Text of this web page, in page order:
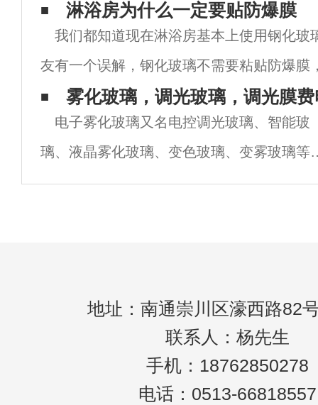
对于普通平板玻璃来说，具有两大特
强度是后者的数倍，抗拉度是后者的3倍以
淋浴房为什么一定要贴防爆膜
我们都知道现在淋浴房基本上使用钢化玻
友有一个误解，钢化玻璃不需要粘贴防爆膜
即使破碎也破碎成小颗粒不会伤害人。虽然
对的，但它也会伤害人，坏运气也不轻！对
雾化玻璃，调光玻璃，调光膜
电子雾化玻璃又名电控调光玻璃、智能玻
璃、液晶雾化玻璃、变色玻璃、变雾玻璃等
是一款基于PDLC 液晶技术的高科技夹层玻
地址：南通崇川区濠西路82
联系人：杨先生
手机：18762850278
电话：0513-66818557